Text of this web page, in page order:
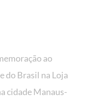
ao
do Brasil na Loja
cidade Manaus-